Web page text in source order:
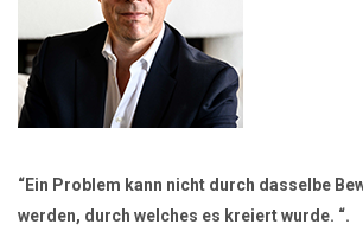
“Ein Problem kann nicht durch dasselbe
werden, durch welches es kreiert wurde. “.